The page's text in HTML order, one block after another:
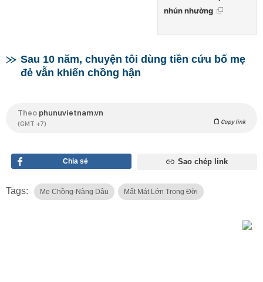
nhún nhường
Sau 10 năm, chuyện tôi dùng tiền cứu bố mẹ
đẻ vẫn khiến chồng hận
Theo phunuvietnam.vn
(GMT +7) Copy link
Chia sẻ Sao chép link
Tags: Mẹ Chồng-Nàng Dâu Mất Mát Lớn Trong Đời